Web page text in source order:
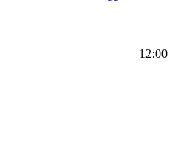
12:00